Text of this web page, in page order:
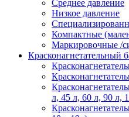
Среднее давление
Низкое давление
Компактные
Маркировочные /
Красконагнетательный
л, 45 л, 60 л, 90 л,